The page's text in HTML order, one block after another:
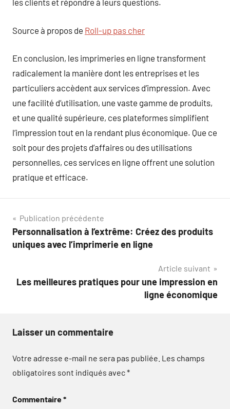
les clients et répondre à leurs questions.
Source à propos de Roll-up pas cher
En conclusion, les imprimeries en ligne transforment
radicalement la manière dont les entreprises et les
particuliers accèdent aux services d’impression. Avec
une facilité d’utilisation, une vaste gamme de produits,
et une qualité supérieure, ces plateformes simplifient
l’impression tout en la rendant plus économique. Que ce
soit pour des projets d’affaires ou des utilisations
personnelles, ces services en ligne offrent une solution
pratique et efficace.
Navigation
de
Publication précédente
Personnalisation à l’extrême: Créez des produits
uniques avec l’imprimerie en ligne
Article suivant
Les meilleures pratiques pour une impression en
ligne économique
Laisser un commentaire
Votre adresse e-mail ne sera pas publiée. Les champs
obligatoires sont indiqués avec*
Commentaire*